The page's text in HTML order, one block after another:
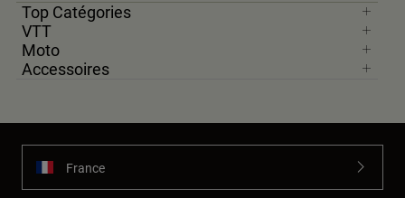
Top Catégories
VTT
Moto
Accessoires
France